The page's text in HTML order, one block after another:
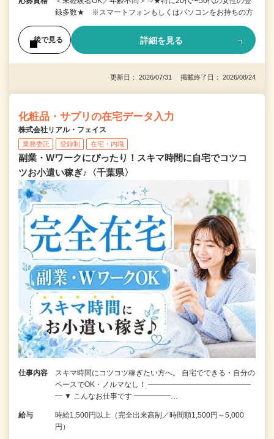
録多数★ ※スマートフォンもしくはパソコンをお持ちの方
後で見る 詳細を見る
更新日： 2026/07/31 掲載終了日： 2026/08/24
化粧品・サプリの在宅データ入力
株式会社リアル・フェイス
業務委託 登録制 在宅・内職
副業・Wワークにぴったり！スキマ時間に自宅でコツコ
ツお小遣い稼ぎ♪〈千葉県〉
仕事内容
スキマ時間にコツコツ稼ぎたい方へ。 自宅でできる・自分の
ペースでOK・ノルマなし！ ━━━━━━━━━━━━━━
━ ▼ こんなお仕事です ━━━━━…
給与
時給1,500円以上（完全出来高制／時間額1,500円～5,000
円）